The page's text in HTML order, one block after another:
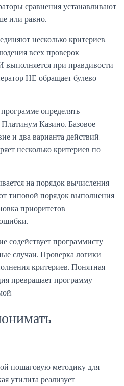
сравнения устанавливают
или равно.
несколько критериев.
всех проверок
при правдивости
НЕ обращает булево
определять
Казино. Базовое
и два варианта действий.
несколько критериев по
на порядок вычисления
типовой порядок выполнения
приоритетов
содействует программисту
случаи. Проверка логики
критериев. Понятная
превращает программу
пошаговую методику для
утилита реализует